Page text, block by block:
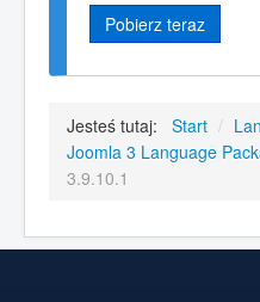
Pobierz teraz
Jesteś tutaj: Start /
Joomla 3 Language
3.9.10.1